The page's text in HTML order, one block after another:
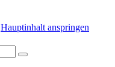
Hauptinhalt anspringen